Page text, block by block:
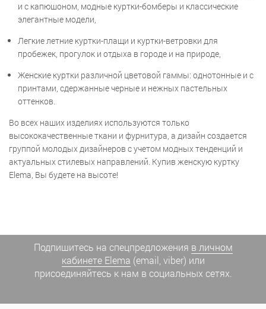
и с капюшоном, модные куртки-бомберы и классические
элегантные модели,
Легкие летние куртки-плащи и куртки-ветровки для
пробежек, прогулок и отдыха в городе и на природе,
Женские куртки различной цветовой гаммы: однотонные и с
принтами, сдержанные черные и нежных пастельных
оттенков.
Во всех наших изделиях используются только
высококачественные ткани и фурнитура, а дизайн создается
группой молодых дизайнеров с учетом модных тенденций и
актуальных стилевых направлений. Купив женскую куртку
Elema, Вы будете на высоте!
Подпишитесь на спецпредложения в личном
кабинете Elema (email, viber) или
присоединяйтесь к нам в социальных сетях.